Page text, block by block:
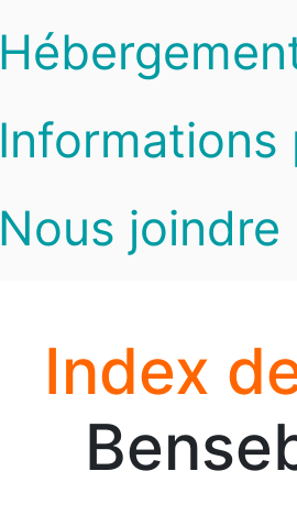
Informations
Nous joindre
Index